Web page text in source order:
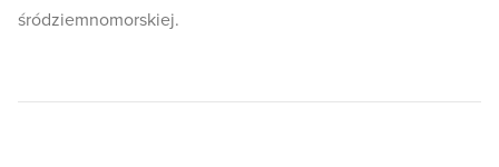
śródziemnomorskiej.